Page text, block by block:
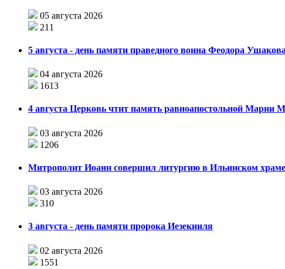
05 августа 2026
211
5 августа - день памяти праведного воина Феодора Ушакова
04 августа 2026
1613
4 августа Церковь чтит память равноапостольной Марии
03 августа 2026
1206
Митрополит Иоанн совершил литургию в Ильинском
03 августа 2026
310
3 августа - день памяти пророка Иезекииля
02 августа 2026
1551